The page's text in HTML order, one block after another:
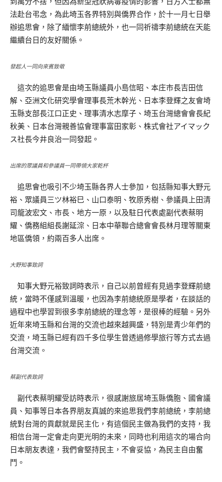
法赴台弔念，為此埼玉各界特別與僑界合作，於十一月七日舉
辦追思會，除了緬懷李前總統外，也一同祈禱李前總統在天能
繼續台日的友好關係。
發起人一同向來賓致敬
這次的追思會是由埼玉縣議員小島信昭、本庄市長吉田信
解、亞洲文化研究學會理事長荒木幹光、日本李登輝之友會埼
玉縣支部長江口正史、理事清水志摩子、埼玉台灣總會會長紀
秋美、日本台灣親善協會理事富田家彰、株式會社アイマック
ス社長今井良治一同發起。
出席的眾議員和參議員一同帶領大家乾杯
追思會也吸引不少埼玉縣各界人士參加，包括縣知事大野元
裕、眾議員三ツ林裕巳、山口泰明、牧原秀樹、參議員上田清
司龍波宏文、市長、地方一原，以及駐日代表處副代表蔡明
耀、僑務組組長謝延淙、日本中華聯合總會會長林月理等關東
地區僑領，約兩百多人出席。
大野知事致詞
知事大野元裕致詞時表示，自己以前曾經有見過李登輝前總
統，當時不僅感到溫暖，也因為李前總統原是學者，在談話的
過程中也學習到很多李前總統的理念等，是很棒的經驗。另外
近年來埼玉縣和台灣的交流也越來越興盛，特別是青少年們的
交流，埼玉縣已經有四千多位學生曾透過修學旅行等方式去過
台灣交流。
蔡副代表致詞
副代表蔡明耀受訪時表示，很感謝旅居埼玉縣僑胞、國會議
員、知事等日本各界朋友真誠的來追思我們李前總統，李前總
統對台灣的貢獻就是民主化，有這個民主做為我們的支持，我
相信台灣一定會走向更光明的未來，同時也利用這次的場合向
日本朋友表達，我們會堅持民主，不會妥協，為民主自由奮
鬥。